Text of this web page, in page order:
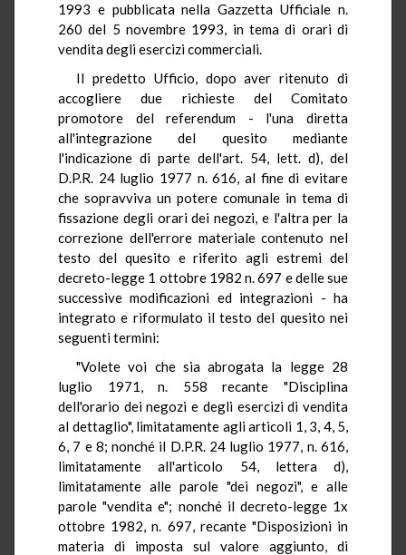
1993 e pubblicata nella Gazzetta Ufficiale n.
260 del 5 novembre 1993, in tema di orari di
vendita degli esercizi commerciali.
Il predetto Ufficio, dopo aver ritenuto di
accogliere due richieste del Comitato
promotore del referendum - l'una diretta
all'integrazione del quesito mediante
l'indicazione di parte dell'art. 54, lett. d), del
D.P.R. 24 luglio 1977 n. 616, al fine di evitare
che sopravviva un potere comunale in tema di
fissazione degli orari dei negozi, e l'altra per la
correzione dell'errore materiale contenuto nel
testo del quesito e riferito agli estremi del
decreto-legge 1 ottobre 1982 n. 697 e delle sue
successive modificazioni ed integrazioni - ha
integrato e riformulato il testo del quesito nei
seguenti termini:
"Volete voi che sia abrogata la legge 28
luglio 1971, n. 558 recante "Disciplina
dell'orario dei negozi e degli esercizi di vendita
al dettaglio", limitatamente agli articoli 1, 3, 4, 5,
6, 7 e 8; nonché il D.P.R. 24 luglio 1977, n. 616,
limitatamente all'articolo 54, lettera d),
limitatamente alle parole "dei negozi", e alle
parole "vendita e"; nonché il decreto-legge 1x
ottobre 1982, n. 697, recante "Disposizioni in
materia di imposta sul valore aggiunto, di